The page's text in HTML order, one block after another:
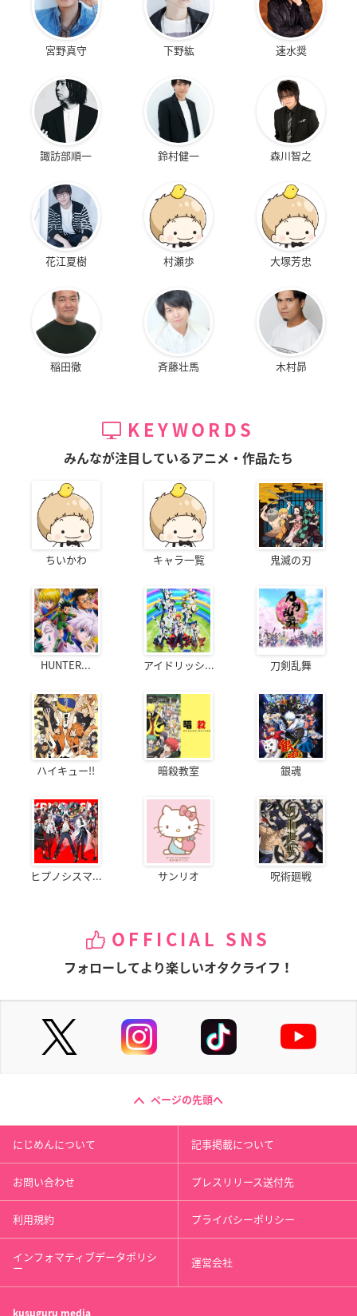
宮野真守 下野紘 速水奨
諏訪部順一 鈴村健一 森川智之
花江夏樹 村瀬歩 大塚芳忠
稲田徹 斉藤壮馬 木村昴
KEYWORDS
みんなが注目しているアニメ・作品たち
ちいかわ キャラ一覧 鬼滅の刃
HUNTER... アイドリッシ... 刀剣乱舞
ハイキュー!! 暗殺教室 銀魂
ヒプノシスマ... サンリオ 呪術廻戦
OFFICIAL SNS
フォローしてより楽しいオタクライフ！
ページの先頭へ
にじめんについて 記事掲載について
お問い合わせ プレスリリース送付先
利用規約 プライバシーポリシー
インフォマティブデータポリシ
ー 運営会社
kusuguru media